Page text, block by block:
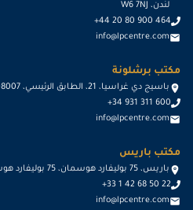
لندن، W6 7NJ
+44 20 80 900 464
info@lpcentre.com
مكتب برشلونة
باسيج دي غراسيا، 21، الطابق الرئيسي، 08007 برشلونة، إسباني
+34 931 311 600
info@lpcentre.com
مكتب باريس
باريس، 75 بوليفارد هوسمان، 75 بوليفارد هوسمان، باريس، 75008
+33 1 42 68 50 22
info@lpcentre.com